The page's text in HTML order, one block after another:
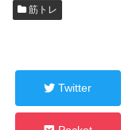
筋トレ
Twitter